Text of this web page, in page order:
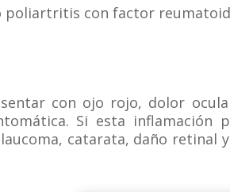
con factor
con ojo rojo, dolor
Si esta
catarata, daño